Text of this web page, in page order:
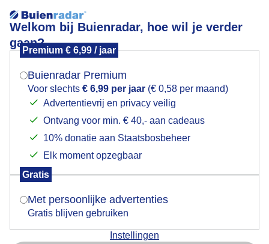
Welkom bij Buienradar, hoe wil je verder
gaan?
Premium € 6,99 / jaar
Buienradar Premium
Voor slechts € 6,99 per jaar (€ 0,58 per maand)
Advertentievrij en privacy veilig
Ontvang voor min. € 40,- aan cadeaus
10% donatie aan Staatsbosbeheer
Elk moment opzegbaar
Gratis
Met persoonlijke advertenties
Gratis blijven gebruiken
Instellingen
heerlijk aan zee
Mogen we je locatie gebruiken voor het
Indien je hier nog geen akkoord op hebt gegeven,
verschijnt er zo een pop-up uit je browser waarin
Is goed, toon de popup
Nu niet, misschien later